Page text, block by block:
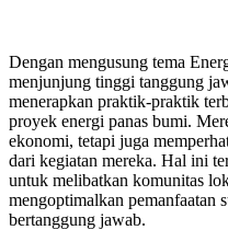
Dengan mengusung tema
menjunjung tinggi tanggung
menerapkan praktik-praktik
proyek energi panas bumi.
ekonomi, tetapi juga
dari kegiatan mereka. Hal ini
untuk melibatkan komunitas
mengoptimalkan pemanfaatan
bertanggung jawab.